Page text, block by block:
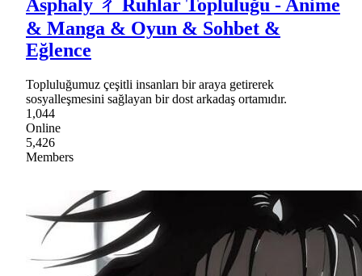
Asphaly ㄔ Ruhlar Topluluğu - Anime
& Manga & Oyun & Sohbet &
Eğlence
Topluluğumuz çeşitli insanları bir araya getirerek
sosyalleşmesini sağlayan bir dost arkadaş ortamıdır.
1,044
Online
5,426
Members